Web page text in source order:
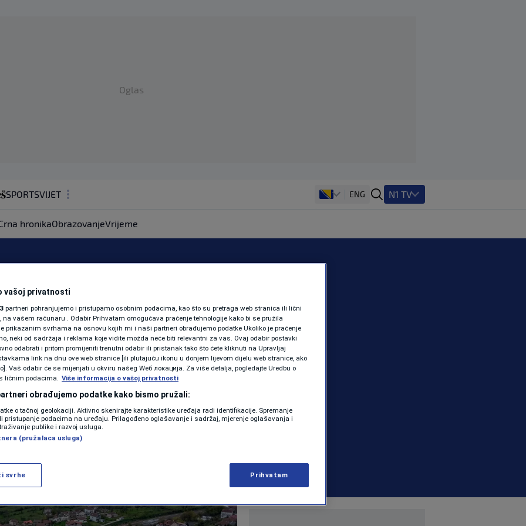
Oglas
SPORTSVIJET
ZDRAVLJE
SHOWBIZ
PODCAST
N1 SPECIJAL
FENOMENI
NEISTRAŽENO
VIRALNO
VIDEO
ENG N1 TV
hronikaObrazovanjeVrijeme
od tragedije:
i dalje žive u
naselju
VIJESTI | 0 komentara
Više
vašoj privatnosti
partneri pohranjujemo i pristupamo osobnim podacima, kao što su pretraga web stranica ili lični
na vašem računaru . Odabir Prihvatam omogućava praćenje tehnologije kako bi se pružila
prikazanim svrhama na osnovu kojih mi i naši partneri obrađujemo podatke Ukoliko je praćenje
neki od sadržaja i reklama koje vidite možda neće biti relevantni za vas. Ovaj odabir postavki
odabrati i pritom promijeniti trenutni odabir ili pristanak tako što ćete kliknuti na Upravljaj
link na dnu ove web stranice [ili plutajuću ikonu u donjem lijevom dijelu web stranice, ako
Vaš odabir će se mijenjati u okviru našeg Wеб локација. Za više detalja, pogledajte Uredbu o
ličnim podacima. Više informacija o vašoj privatnosti
obrađujemo podatke kako bismo pružali:
o tačnoj geolokaciji. Aktivno skenirajte karakteristike uređaja radi identifikacije. Spremanje
pristupanje podacima na uređaju. Prilagođeno oglašavanje i sadržaj, mjerenje oglašavanja i
publike i razvoj usluga.
(pružalaca usluga)
svrhe Prihvatam